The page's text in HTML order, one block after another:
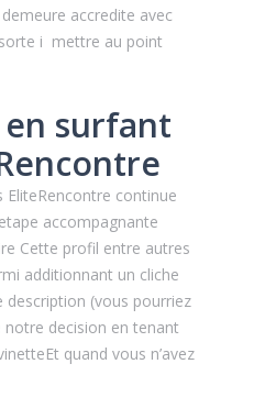
accredite avec
i mettre au point
surfant
EliteRencontre continue
accompagnante
Cette profil entre autres
additionnant un cliche
description (vous pourriez
notre decision en tenant
quand vous n’avez